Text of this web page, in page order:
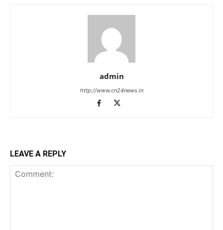
admin
http://www.cn24news.in
LEAVE A REPLY